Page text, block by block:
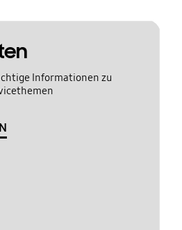
Informationen zu